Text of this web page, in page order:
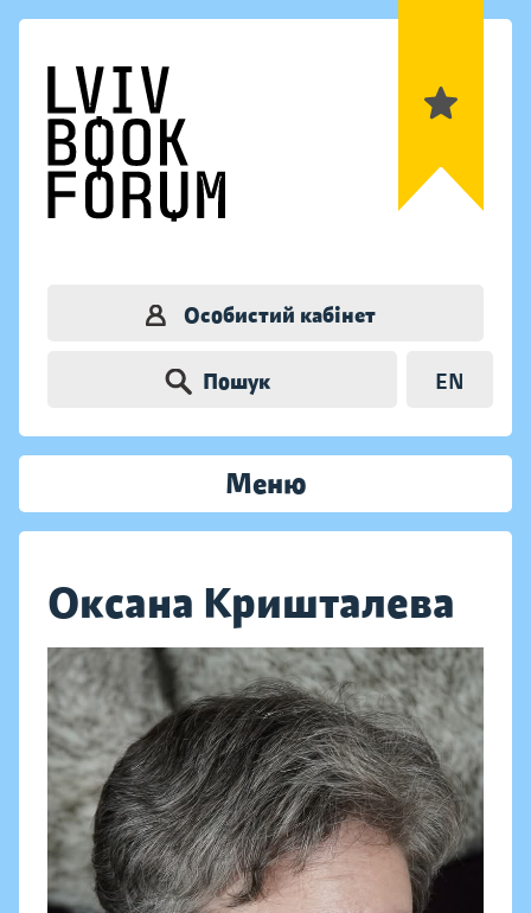
Особистий кабінет
Пошук EN
Меню
Оксана Кришталева